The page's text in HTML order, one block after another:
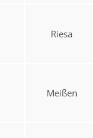
Riesa
Meißen